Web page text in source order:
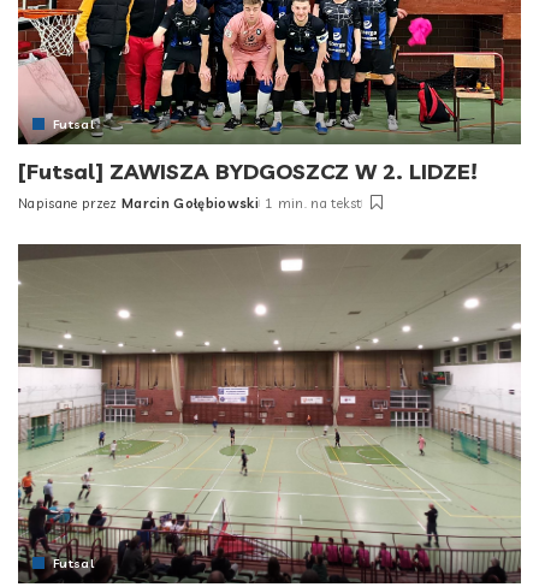
Futsal
[Futsal] ZAWISZA BYDGOSZCZ W 2. LIDZE!
Posted
Napisane przez Marcin Gołębiowski 1 min. na tekst
Futsal